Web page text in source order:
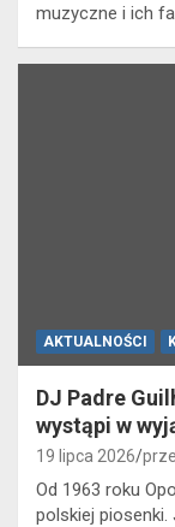
muzyczne i ich
AKTUALNOŚCI
DJ Padre
wystąpi w
19 lipca 2026
Od 1963 roku
polskiej